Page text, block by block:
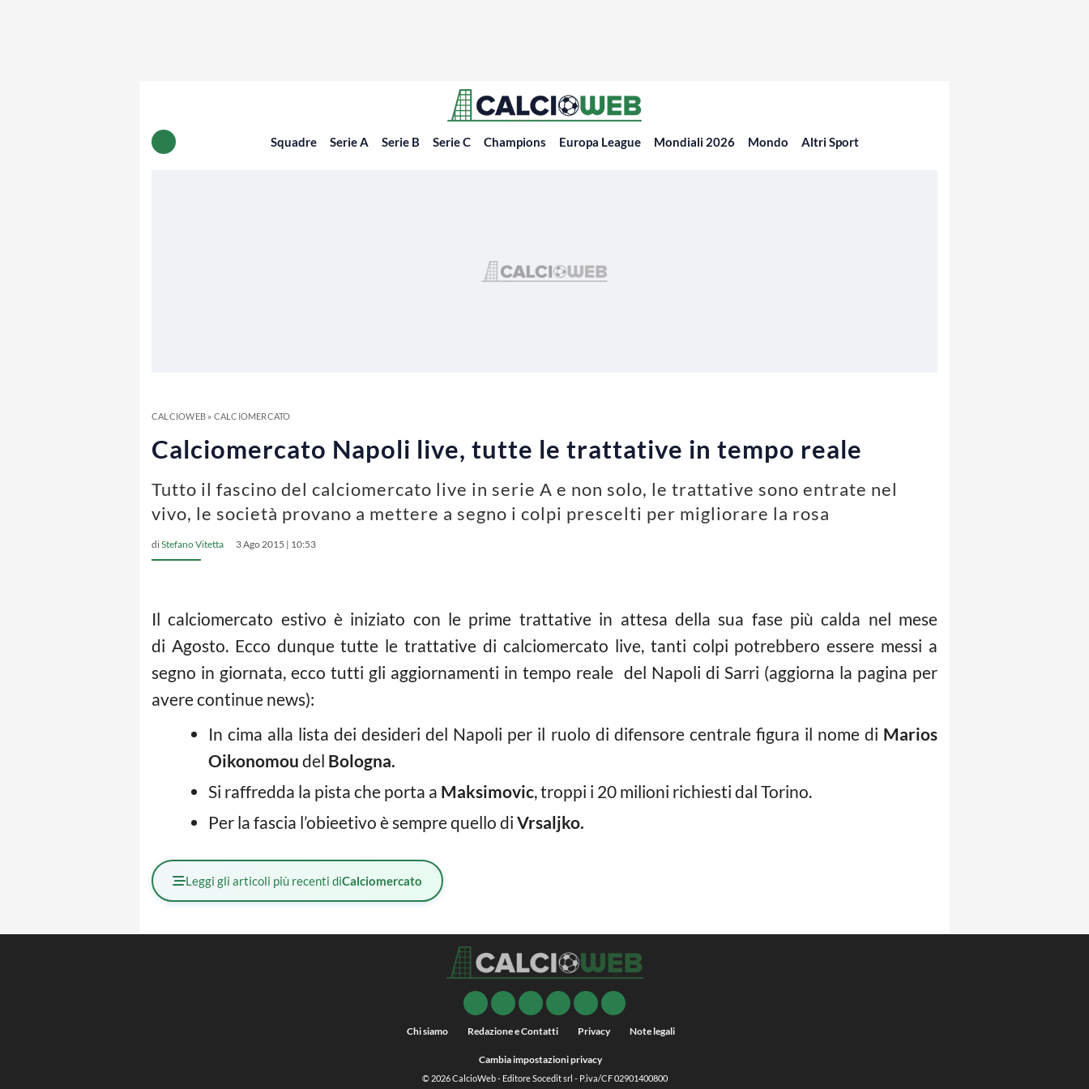
Squadre Serie A Serie B Serie C Champions Europa League Mondiali 2026 Mondo Altri Sport
CALCIOWEB» CALCIOMERCATO
Calciomercato Napoli live, tutte le trattative in tempo reale
Tutto il fascino del calciomercato live in serie A e non solo, le trattative sono entrate nel
vivo, le società provano a mettere a segno i colpi prescelti per migliorare la rosa
diStefano Vitetta 3 Ago 2015 | 10:53
Il calciomercato estivo è iniziato con le prime trattative in attesa della sua fase più calda nel mese
di Agosto. Ecco dunque tutte le trattative di calciomercato live, tanti colpi potrebbero essere messi a
segno in giornata, ecco tutti gli aggiornamenti in tempo reale del Napoli di Sarri (aggiorna la pagina per
avere continue news):
In cima alla lista dei desideri del Napoli per il ruolo di difensore centrale figura il nome di Marios
Oikonomou del Bologna.
Si raffredda la pista che porta a Maksimovic, troppi i 20 milioni richiesti dal Torino.
Per la fascia l’obieetivo è sempre quello di Vrsaljko.
Leggi gli articoli più recenti diCalciomercato
Chi siamo Redazione e Contatti Privacy Note legali
Cambia impostazioni privacy
© 2026CalcioWeb- Editore Socedit srl - P.iva/CF 02901400800